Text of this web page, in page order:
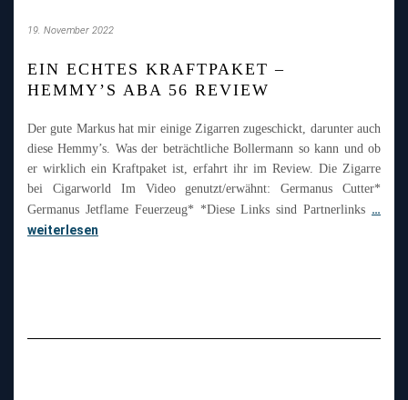
19. November 2022
EIN ECHTES KRAFTPAKET –
HEMMY’S ABA 56 REVIEW
Der gute Markus hat mir einige Zigarren zugeschickt, darunter auch
diese Hemmy’s. Was der beträchtliche Bollermann so kann und ob
er wirklich ein Kraftpaket ist, erfahrt ihr im Review. Die Zigarre
bei Cigarworld Im Video genutzt/erwähnt: Germanus Cutter*
Germanus Jetflame Feuerzeug* *Diese Links sind Partnerlinks …
weiterlesen